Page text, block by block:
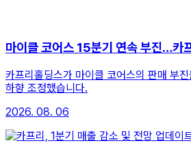
마이클 코어스 15분기 연속 부진…카
카프리홀딩스가 마이클 코어스의 판매 부
하향 조정했습니다.
2026. 08. 06